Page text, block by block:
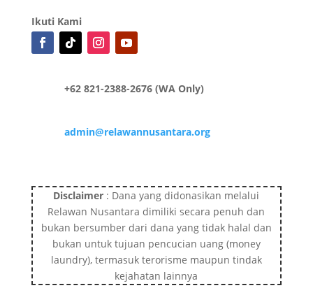
Ikuti Kami
+62 821-2388-2676 (WA Only)
admin@relawannusantara.org
Disclaimer : Dana yang didonasikan melalui
Relawan Nusantara dimiliki secara penuh dan
bukan bersumber dari dana yang tidak halal dan
bukan untuk tujuan pencucian uang (money
laundry), termasuk terorisme maupun tindak
kejahatan lainnya